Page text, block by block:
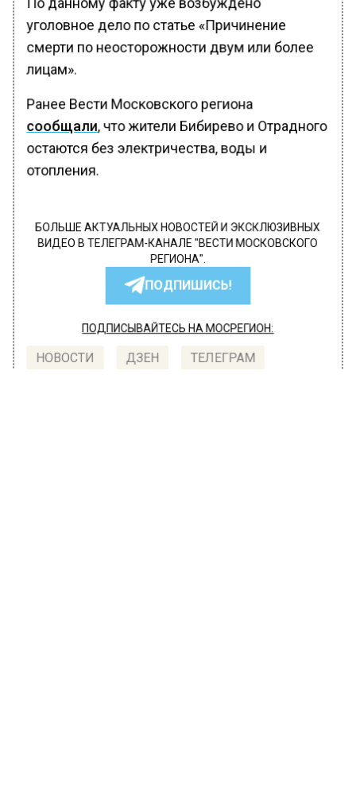
уголовное дело по статье «Причинение
смерти по неосторожности двум или более
лицам».
Ранее Вести Московского региона
сообщали, что жители Бибирево и Отрадного
остаются без электричества, воды и
отопления.
БОЛЬШЕ АКТУАЛЬНЫХ НОВОСТЕЙ И ЭКСКЛЮЗИВНЫХ
ВИДЕО В ТЕЛЕГРАМ-КАНАЛЕ "ВЕСТИ МОСКОВСКОГО
РЕГИОНА".
ПОДПИШИСЬ!
ПОДПИСЫВАЙТЕСЬ НА МОСРЕГИОН:
НОВОСТИ ДЗЕН ТЕЛЕГРАМ